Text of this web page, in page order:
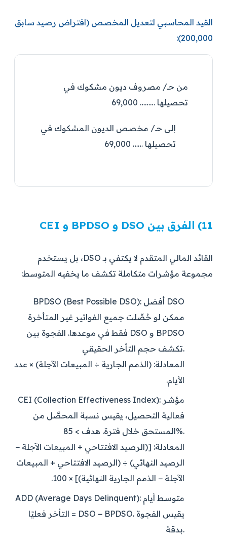
القيد المحاسبي لتعديل المخصص (افتراض رصيد سابق
200,000):
من حـ/ مصروف ديون مشكوك في
تحصيلها ……… 69,000
إلى حـ/ مخصص الديون المشكوك في
تحصيلها …… 69,000
11) الفرق بين DSO و BPDSO و CEI
القائد المالي المتقدم لا يكتفي بـ DSO، بل يستخدم
مجموعة مؤشرات متكاملة تكشف ما يخفيه المتوسط:
BPDSO (Best Possible DSO):
ممكن لو حُصِّلت جميع الفواتير غير المتأخرة
فقط في موعدها. الفجوة بين DSO و BPDSO
تكشف حجم التأخر الحقيقي.
المعادلة: (الذمم الجارية ÷ المبيعات الآجلة) × عدد
الأيام.
CEI (Collection Effectiveness Index):
فعالية التحصيل، يقيس نسبة المحصَّل من
المستحق خلال فترة. هدف > 85%.
المعادلة: [(الرصيد الافتتاحي + المبيعات الآجلة −
الرصيد النهائي) ÷ (الرصيد الافتتاحي + المبيعات
الآجلة − الذمم الجارية النهائية)] × 100.
ADD (Average Days Delinquent):
التأخر فعليًا = DSO − BPDSO. يقيس الفجوة
بدقة.